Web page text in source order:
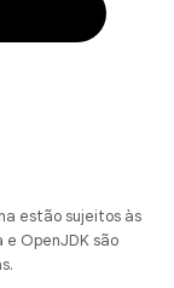
estão sujeitos às
e OpenJDK são